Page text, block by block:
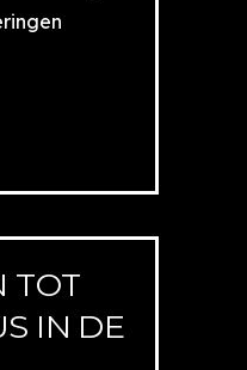
TOT
IN DE